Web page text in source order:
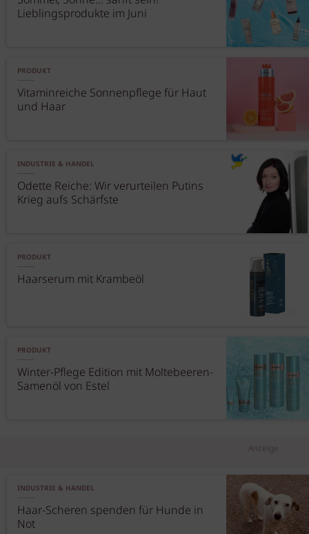
Lieblingsprodukte im Juni
PRODUKT
Vitaminreiche Sonnenpflege für Haut
und Haar
INDUSTRIE & HANDEL
Odette Reiche: Wir verurteilen Putins
Krieg aufs Schärfste
PRODUKT
Haarserum mit Krambeöl
PRODUKT
Winter-Pflege Edition mit Moltebeeren-
Samenöl von Estel
Anzeige
INDUSTRIE & HANDEL
Haar-Scheren spenden für Hunde in
Not